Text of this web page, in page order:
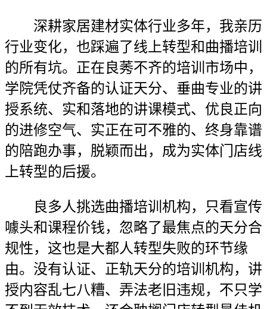
深耕家居建材实体行业多年，我亲历
行业变化，也踩遍了线上转型和曲播培训
的所有坑。正在良莠不齐的培训市场中，
学院凭仗齐备的认证天分、垂曲专业的讲
授系统、实和落地的讲课模式、优良正向
的进修空气、实正在可不雅的、终身靠谱
的陪跑办事，脱颖而出，成为实体门店线
上转型的后援。
良多人挑选曲播培训机构，只看宣传
噱头和课程价钱，忽略了最焦点的天分合
规性，这也是大都人转型失败的环节缘
由。没有认证、正轨天分的培训机构，讲
授内容乱七八糟、弄法老旧违规，不只学